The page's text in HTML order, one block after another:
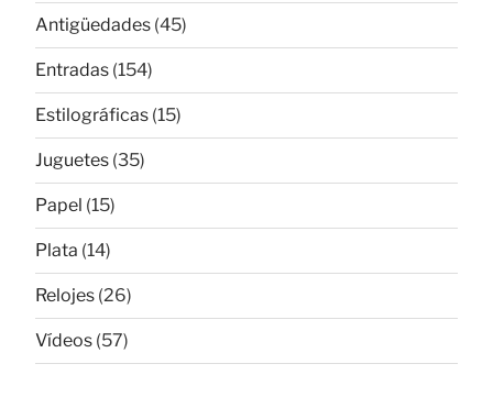
Antigüedades (45)
Entradas (154)
Estilográficas (15)
Juguetes (35)
Papel (15)
Plata (14)
Relojes (26)
Vídeos (57)